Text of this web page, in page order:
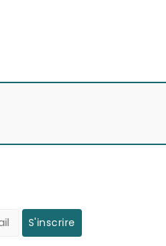
S'inscrire